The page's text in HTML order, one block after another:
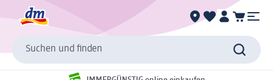
Suchen und finden